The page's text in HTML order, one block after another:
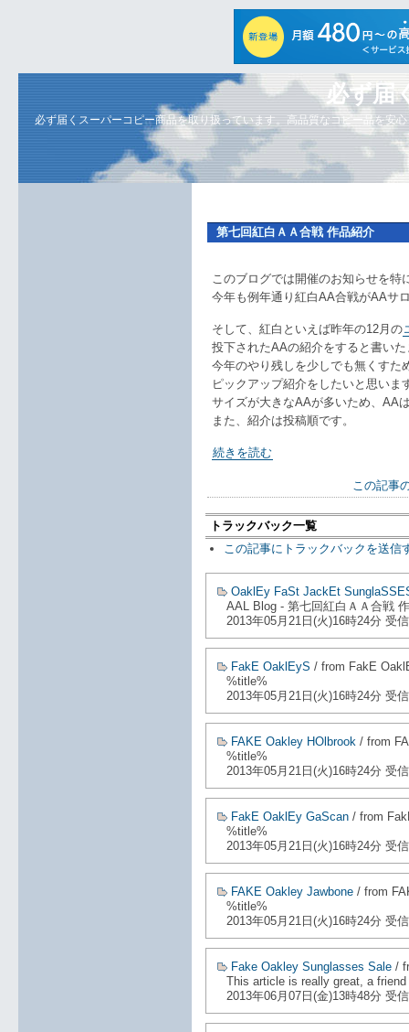
必ず届
必ず届くスーパーコピー商品を取り扱っています。高品質なコピー品を安
第七回紅白ＡＡ合戦 作品紹介
このブログでは開催のお知らせを特
今年も例年通り紅白AA合戦がAAサ
そして、紅白といえば昨年の12月の
投下されたAAの紹介をすると書い
今年のやり残しを少しでも無くすた
ピックアップ紹介をしたいと思いま
サイズが大きなAAが多いため、AA
また、紹介は投稿順です。
続きを読む
この記事
トラックバック一覧
この記事にトラックバックを送信
OaklEy FaSt JackEt
AAL Blog - 第七回紅白ＡＡ合戦
2013年05月21日(火)16時24分 受信
FakE OaklEyS / from FakE
%title%
2013年05月21日(火)16時24分 受信
FAKE Oakley HOlbrook / from
%title%
2013年05月21日(火)16時24分 受信
FakE OaklEy GaScan / from
%title%
2013年05月21日(火)16時24分 受信
FAKE Oakley Jawbone / from
%title%
2013年05月21日(火)16時24分 受信
Fake Oakley Sunglasses Sale /
This article is really great, a
2013年06月07日(金)13時48分 受信